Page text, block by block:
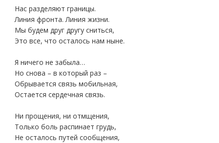
Нас разделяют границы.
Линия фронта. Линия жизни.
Мы будем друг другу сниться,
Это все, что осталось нам ныне.
Я ничего не забыла…
Но снова – в который раз –
Обрывается связь мобильная,
Остается сердечная связь.
Ни прощения, ни отмщения,
Только боль распинает грудь,
Не осталось путей сообщения,